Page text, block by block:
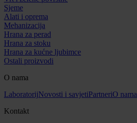
Sjeme
Alati i oprema
Mehanizacija
Hrana za perad
Hrana za stoku
Hrana za kućne ljubimce
Ostali proizvodi
O nama
LaboratorijNovosti i savjetiPartneriO nama
Kontakt